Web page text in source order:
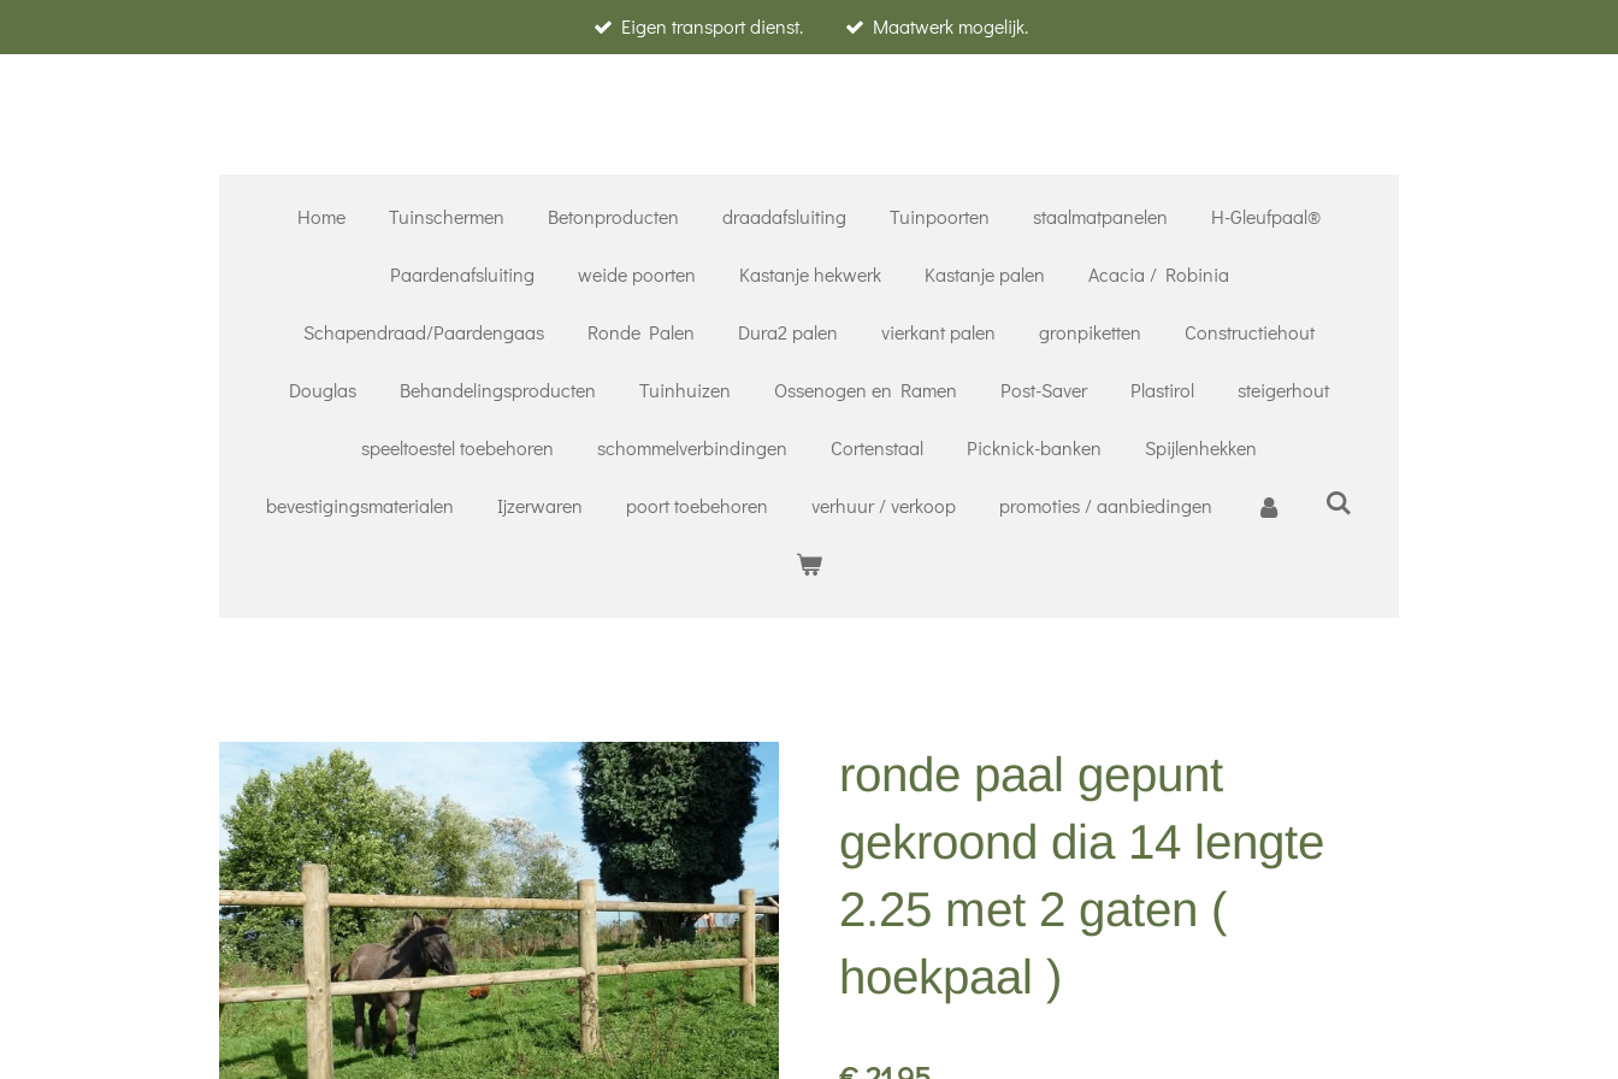
direct
Eigen transport dienst. Maatwerk mogelijk.
Home Tuinschermen Betonproducten draadafsluiting Tuinpoorten staalmatpanelen H-Gleufpaal®
Paardenafsluiting weide poorten Kastanje hekwerk Kastanje palen Acacia / Robinia
Schapendraad/Paardengaas Ronde Palen Dura2 palen vierkant palen gronpiketten Constructiehout
Douglas Behandelingsproducten Tuinhuizen Ossenogen en Ramen Post-Saver Plastirol steigerhout
speeltoestel toebehoren schommelverbindingen Cortenstaal Picknick-banken Spijlenhekken
bevestigingsmaterialen Ijzerwaren poort toebehoren verhuur / verkoop promoties / aanbiedingen
ronde paal gepunt
gekroond dia 14 lengte
2.25 met 2 gaten (
hoekpaal )